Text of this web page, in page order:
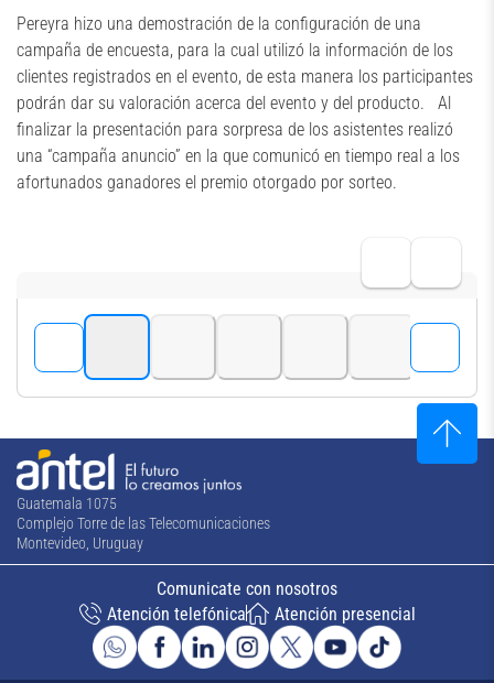
Pereyra hizo una demostración de la configuración de una
campaña de encuesta, para la cual utilizó la información de los
clientes registrados en el evento, de esta manera los participantes
podrán dar su valoración acerca del evento y del producto. Al
finalizar la presentación para sorpresa de los asistentes realizó
una “campaña anuncio” en la que comunicó en tiempo real a los
afortunados ganadores el premio otorgado por sorteo.
Guatemala 1075
Complejo Torre de las Telecomunicaciones
Montevideo, Uruguay
Comunicate con nosotros
Atención telefónica
Atención presencial